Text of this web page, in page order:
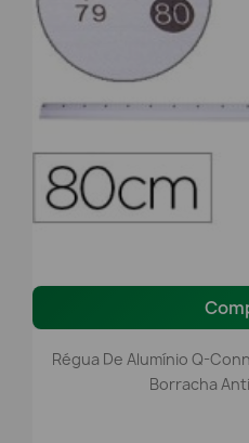
Régua De Alumínio Q-
Borracha